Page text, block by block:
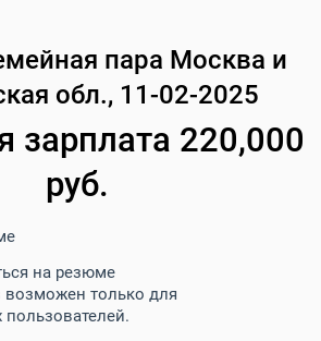
пара Москва и
обл., 11-02-2025
зарплата 220,000
руб.
на резюме
возможен только для
пользователей.